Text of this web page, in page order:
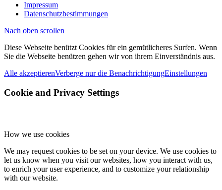
Impressum
Datenschutzbestimmungen
Nach oben scrollen
Diese Webseite benützt Cookies für ein gemütlicheres Surfen. Wenn
Sie die Webseite benützen gehen wir von ihrem Einverständnis aus.
Alle akzeptierenVerberge nur die BenachrichtigungEinstellungen
Cookie and Privacy Settings
How we use cookies
We may request cookies to be set on your device. We use cookies to
let us know when you visit our websites, how you interact with us,
to enrich your user experience, and to customize your relationship
with our website.